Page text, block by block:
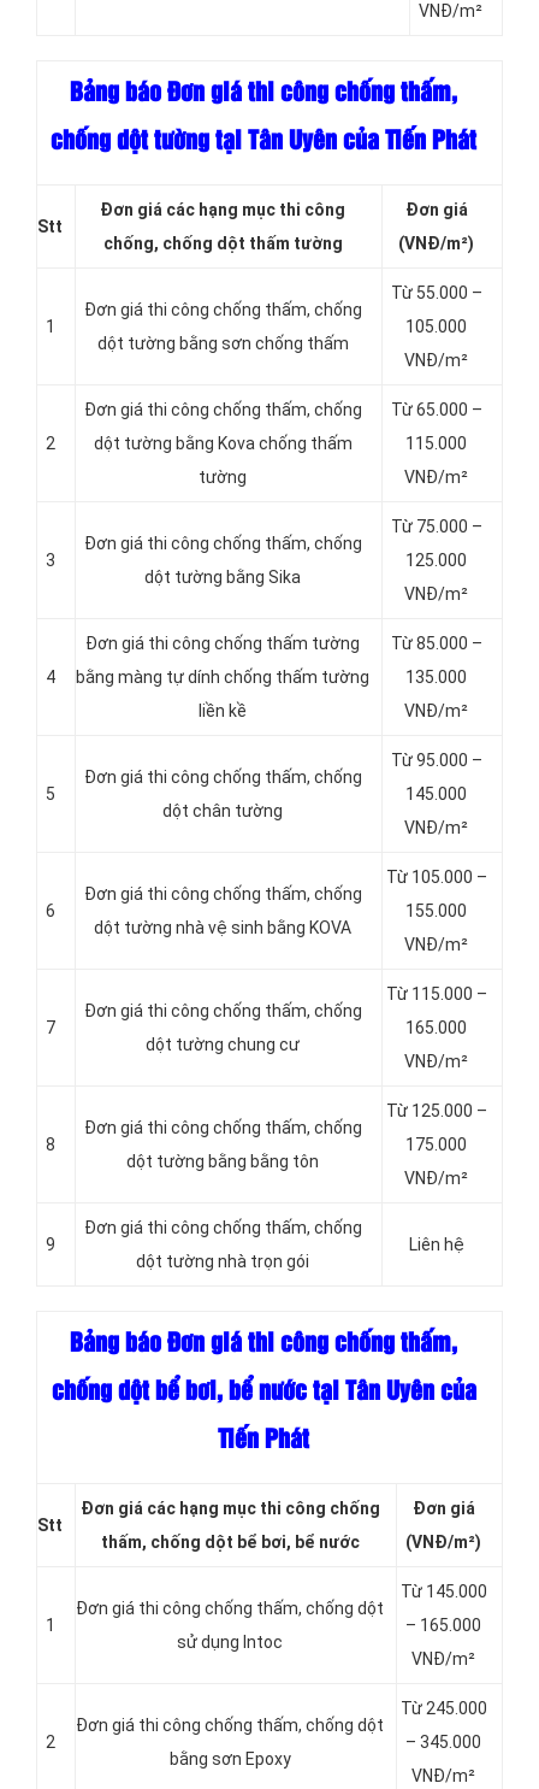
VNĐ/m²
Bảng báo Đơn giá thi công chống thấm,
chống dột tường tại Tân Uyên của Tiến Phát
Stt
Đơn giá các hạng mục thi công
chống, chống dột thấm tường
Đơn giá
(VNĐ/m²)
1
Đơn giá thi công chống thấm, chống
dột tường bằng sơn chống thấm
Từ 55.000 –
105.000
VNĐ/m²
2
Đơn giá thi công chống thấm, chống
dột tường bằng Kova chống thấm
tường
Từ 65.000 –
115.000
VNĐ/m²
3
Đơn giá thi công chống thấm, chống
dột tường bằng Sika
Từ 75.000 –
125.000
VNĐ/m²
4
Đơn giá thi công chống thấm tường
bằng màng tự dính chống thấm tường
liền kề
Từ 85.000 –
135.000
VNĐ/m²
5
Đơn giá thi công chống thấm, chống
dột chân tường
Từ 95.000 –
145.000
VNĐ/m²
6
Đơn giá thi công chống thấm, chống
dột tường nhà vệ sinh bằng KOVA
Từ 105.000 –
155.000
VNĐ/m²
7
Đơn giá thi công chống thấm, chống
dột tường chung cư
Từ 115.000 –
165.000
VNĐ/m²
8
Đơn giá thi công chống thấm, chống
dột tường bằng bằng tôn
Từ 125.000 –
175.000
VNĐ/m²
9
Đơn giá thi công chống thấm, chống
dột tường nhà trọn gói
Liên hệ
Bảng báo Đơn giá thi công chống thấm,
chống dột bể bơi, bể nước tại Tân Uyên của
Tiến Phát
Stt
Đơn giá các hạng mục thi công chống
thấm, chống dột bể bơi, bể nước
Đơn giá
(VNĐ/m²)
1
Đơn giá thi công chống thấm, chống dột
sử dụng Intoc
Từ 145.000
– 165.000
VNĐ/m²
2
Đơn giá thi công chống thấm, chống dột
bằng sơn Epoxy
Từ 245.000
– 345.000
VNĐ/m²